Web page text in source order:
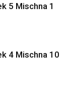
5 Mischna 1
4 Mischna 10